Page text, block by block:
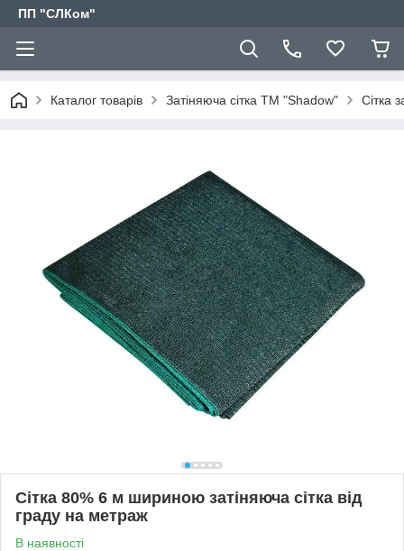
ПП "СЛКом"
Каталог товарів Затіняюча сітка ТМ "Shadow" Сітка
Сітка 80% 6 м шириною затіняюча сітка від
граду на метраж
В наявності